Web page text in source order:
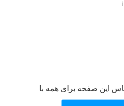
این صفحه برای همه با